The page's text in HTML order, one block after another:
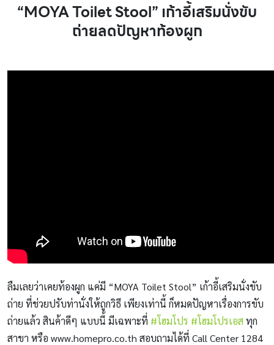
“MOYA Toilet Stool” เก้าอี้เสริมนั่งขับ
ถ่ายลดปัญหาท้องผูก
ลืมเลยว่าเคยท้องผูก แค่มี “MOYA Toilet Stool” เก้าอี้เสริมนั่งขับ
ถ่าย ที่ช่วยปรับท่านั่งให้ถูกวิธี เพียงเท่านี้ ก็หมดปัญหาเรื่องการขับ
ถ่ายแล้ว สินค้าดีๆ แบบนี้ มีเฉพาะที่ #โฮมโปร #โฮมโปรเอสทุก
สาขา หรือ www.homepro.co.th สอบถามได้ที่ Call Center 1284